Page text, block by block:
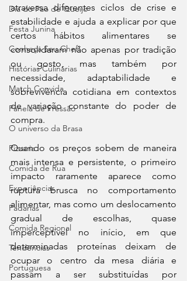
Dia do Pão de Queijo
Festa Junina
Conheça Seu Chef!
Histórias Culinárias
Match Convida
Panela de Pressão
O universo da Brasa
Pizzaria
Comida de Rua
Experiências
Padarias
Comida Regional
Tendências
Portuguesa
atravessa diferentes ciclos de crise e
estabilidade e ajuda a explicar por que
certos hábitos alimentares se
consolidaram não apenas por tradição
ou gosto, mas também por
necessidade, adaptabilidade e
sobrevivência cotidiana em contextos
de variação constante do poder de
compra.
Quando os preços sobem de maneira
mais intensa e persistente, o primeiro
impacto raramente aparece como
ruptura brusca no comportamento
alimentar, mas como um deslocamento
gradual de escolhas, quase
imperceptível no início, em que
determinadas proteínas deixam de
ocupar o centro da mesa diária e
passam a ser substituídas por